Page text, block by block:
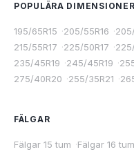
POPULÄRA DIMENSIONER
195/65R15 ·205/55R16 ·
215/55R17 ·225/50R17 ·
235/45R19 ·245/45R19 ·
275/40R20 ·255/35R21 ·
FÄLGAR
Fälgar 15 tum ·Fälgar 16 tum